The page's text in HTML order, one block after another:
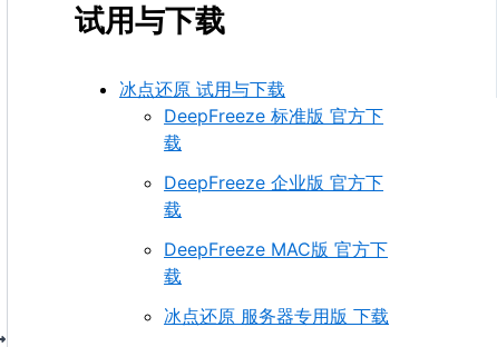
试用与下载
冰点还原 试用与下载
DeepFreeze 标准版 官方下
载
DeepFreeze 企业版 官方下
载
DeepFreeze MAC版 官方下
载
冰点还原 服务器专用版 下载